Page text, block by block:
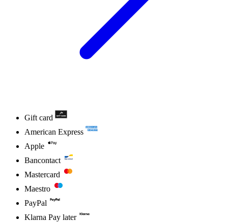
Gift card
American Express
Apple
Bancontact
Mastercard
Maestro
PayPal
Klarna Pay later